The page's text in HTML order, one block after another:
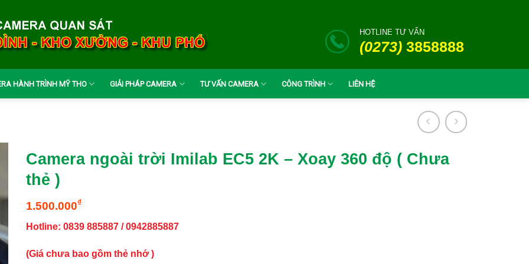
HOTLINE TƯ VẤN
(0273) 3858888
HÀNH TRÌNH MỸ THO GIẢI PHÁP CAMERA TƯ VẤN CAMERA CÔNG TRÌNH LIÊN HỆ
Camera ngoài trời Imilab EC5 2K – Xoay 360 độ ( Chưa
thẻ )
1.500.000₫
Hotline: 0839 885887 / 0942885887
(Giá chưa bao gồm thẻ nhớ )